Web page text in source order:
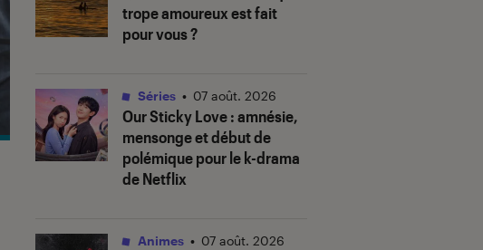
trope amoureux est fait
pour vous ?
Our Sticky Love: amnésie,
mensonge et début de
polémique pour le k-drama
de Netflix
Séries • 07 août. 2026
Animes • 07 août. 2026